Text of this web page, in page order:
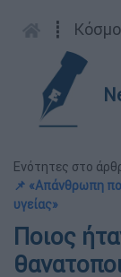
┋
Ενότητες στο
📌 «Απάνθρωπη
υγείας»
Ποιος